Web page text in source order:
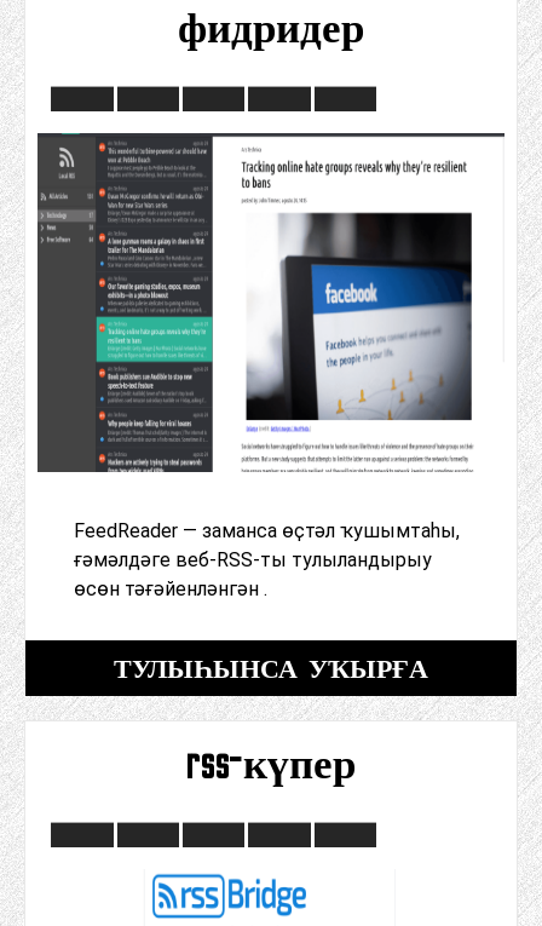
фидридер
FeedReader — заманса өҫтәл ҡушымтаһы,
ғәмәлдәге веб-RSS-ты тулыландырыу
өсөн тәғәйенләнгән .
ТУЛЫҺЫНСА УҠЫРҒА
rss-күпер